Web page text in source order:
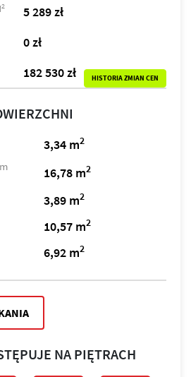
2 5 289 zł
0 zł
182 530 zł HISTORIA ZMIAN CEN
3,34 m2
16,78 m2
3,89 m2
10,57 m2
6,92 m2
NA PIĘTRACH